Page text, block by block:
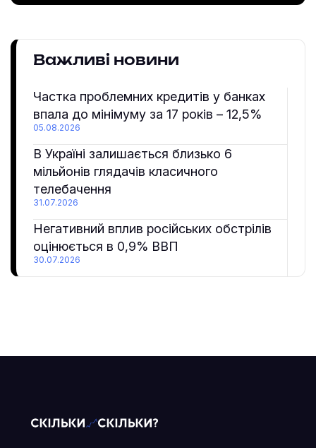
Важливі новини
Частка проблемних кредитів у банках
впала до мінімуму за 17 років – 12,5%
05.08.2026
В Україні залишається близько 6
мільйонів глядачів класичного
телебачення
31.07.2026
Негативний вплив російських обстрілів
оцінюється в 0,9% ВВП
30.07.2026